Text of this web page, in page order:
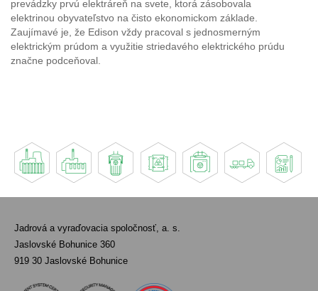
prevádzky prvú elektráreň na svete, ktorá zásobovala
elektrinou obyvateľstvo na čisto ekonomickom základe.
Zaujímavé je, že Edison vždy pracoval s jednosmerným
elektrickým prúdom a využitie striedavého elektrického prúdu
značne podceňoval.
Jadrová a vyraďovacia spoločnosť, a. s.
Jaslovské Bohunice 360
919 30 Jaslovské Bohunice